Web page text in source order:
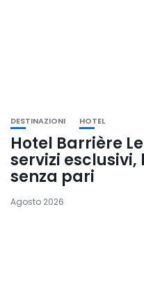
DESTINAZIONI HOTEL
Hotel Barrière
servizi
senza pari
Agosto 2026